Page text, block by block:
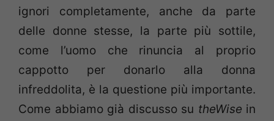
ignori completamente, anche da parte
delle donne stesse, la parte più sottile,
come l’uomo che rinuncia al proprio
cappotto per donarlo alla donna
infreddolita, è la questione più importante.
Come abbiamo già discusso su theWise in